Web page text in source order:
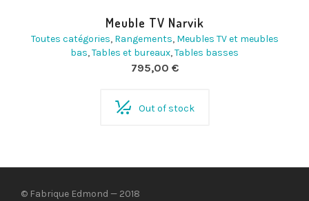
Meuble TV Narvik
Toutes catégories, Rangements, Meubles TV et meubles
bas,Tables et bureaux,Tables basses
795,00 €
Out of stock
© Fabrique Edmond — 2018